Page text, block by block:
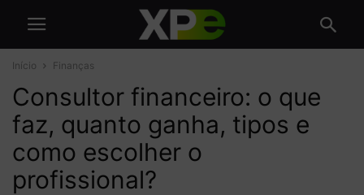
Início Finanças
Consultor financeiro: o que
faz, quanto ganha, tipos e
como escolher o
profissional?